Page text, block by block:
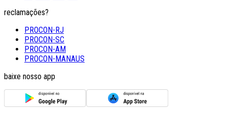
reclamações?
PROCON-RJ
PROCON-SC
PROCON-AM
PROCON-MANAUS
baixe nosso app